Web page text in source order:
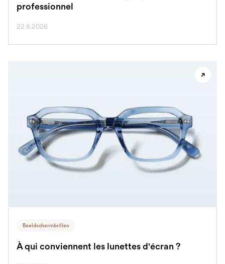
professionnel
22.6.2026
Beeldschermbrillen
À qui conviennent les lunettes d'écran ?